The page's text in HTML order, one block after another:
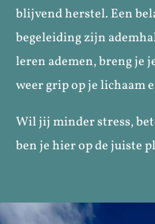
blijvend herstel. Een
begeleiding zijn
leren ademen, breng je
weer grip op je lichaam
Wil jij minder stress,
ben je hier op de juiste